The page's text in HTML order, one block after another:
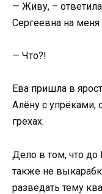
— Живу, –
Сергеевна на
— Что?!
Ева пришла в
Алёну с упрёками,
грехах.
Дело в том, что до
также не
разведать тему